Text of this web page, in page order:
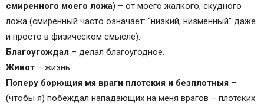
смиренного моего ложа) – от моего жалкого, скудного
ложа (смиренный часто означает: “низкий, низменный” даже
и просто в физическом смысле).
Благоугождал – делал благоугодное.
Живот – жизнь.
Поперу борющия мя враги плотския и безплотныя –
(чтобы я) побеждал нападающих на меня врагов – плотских